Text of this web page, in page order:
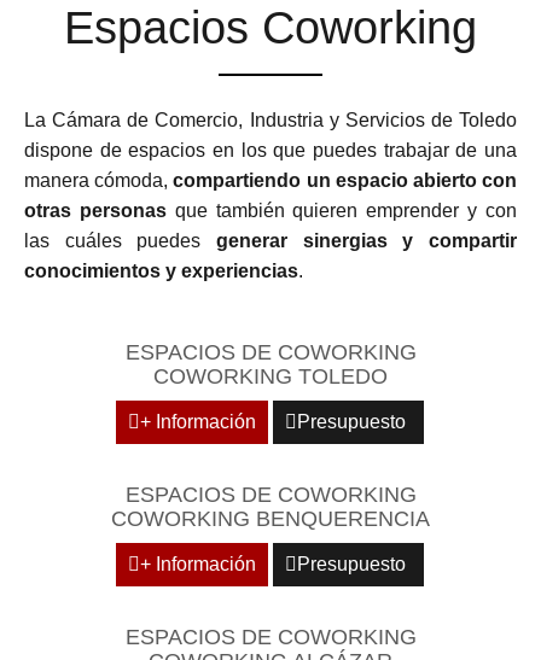
Espacios Coworking
La Cámara de Comercio, Industria y Servicios de Toledo
dispone de espacios en los que puedes trabajar de una
manera cómoda,compartiendo un espacio abierto con
otras personasque también quieren emprender y con
las cuáles puedes generar sinergias y compartir
conocimientos y experiencias.
ESPACIOS DE COWORKING
COWORKING TOLEDO
+ Información Presupuesto
ESPACIOS DE COWORKING
COWORKING BENQUERENCIA
+ Información Presupuesto
ESPACIOS DE COWORKING